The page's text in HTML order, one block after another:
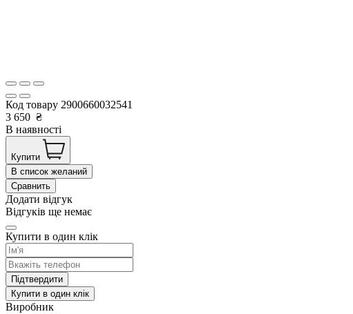
Код товару 2900660032541
3 650 ₴
В наявності
Купити
В список желаний
Сравнить
Додати відгук
Відгуків ще немає
Купити в один клік
Підтвердити
Купити в один клік
Виробник